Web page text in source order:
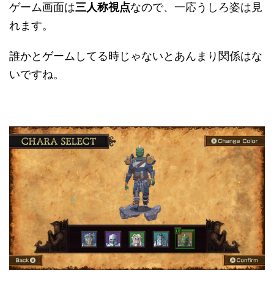
ゲーム画面は三人称視点なので、一応うしろ姿は見
れます。
誰かとゲームしてる時じゃないとあんまり関係はな
いですね。